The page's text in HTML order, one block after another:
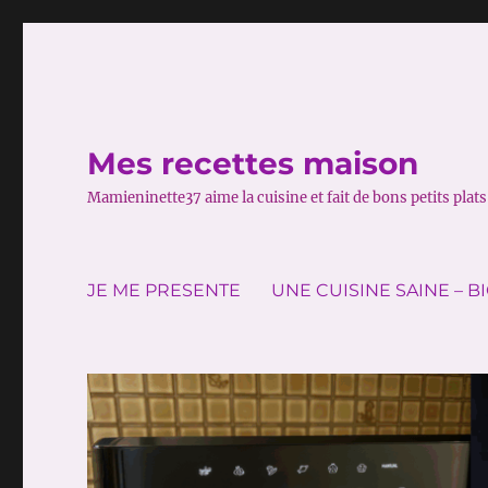
Mes recettes maison
Mamieninette37 aime la cuisine et fait de bons petits
JE ME PRESENTE UNE CUISINE SAINE –